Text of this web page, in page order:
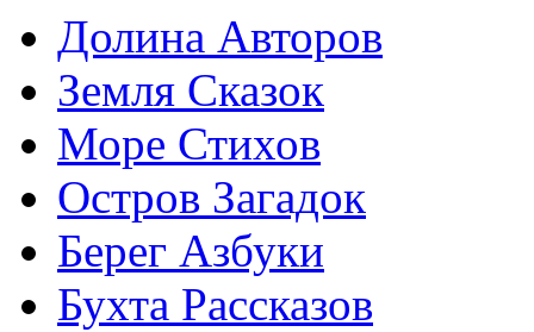
Долина Авторов
Земля Сказок
Море Стихов
Остров Загадок
Берег Азбуки
Бухта Рассказов